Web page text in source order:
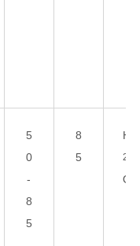
5
0
-
8
5
8
5
H
2
O